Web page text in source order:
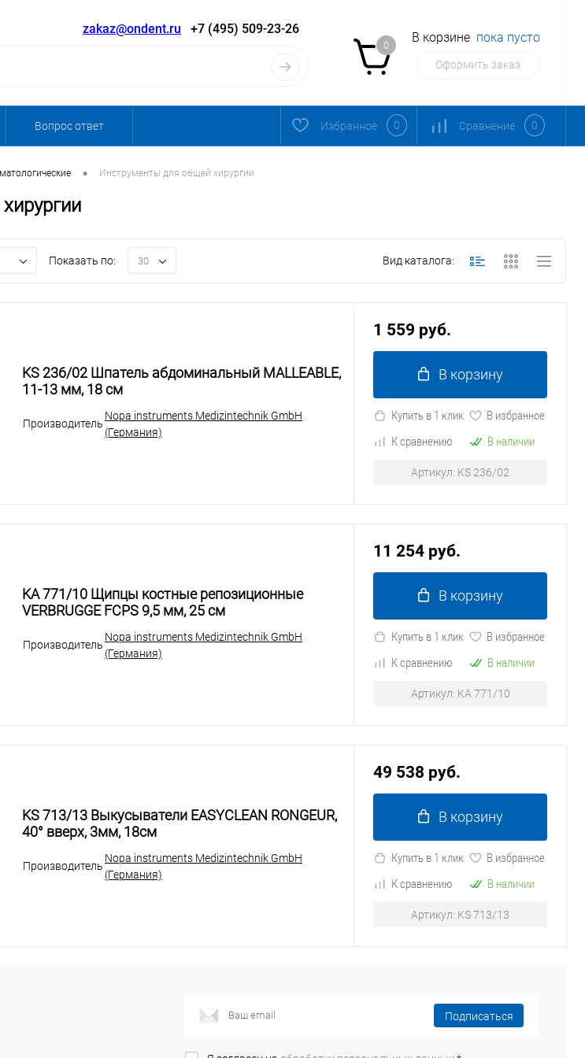
zakaz@ondent.ru +7 (495) 509-23-26
0
В корзине пока пусто
Оформить заказ
Вопрос ответ Избранное 0 Сравнение 0
• Инструменты для общей хирургии
Показать по: 30 Вид каталога:
KS 236/02 Шпатель абдоминальный MALLEABLE,
11-13 мм, 18 см
Производитель
Nopa instruments Medizintechnik GmbH
(Германия)
1 559 руб.
В корзину
Купить в 1 клик
В избранное
К сравнению
В наличии
Артикул: KS 236/02
KA 771/10 Щипцы костные репозиционные
VERBRUGGE FCPS 9,5 мм, 25 см
Производитель
Nopa instruments Medizintechnik GmbH
(Германия)
11 254 руб.
В корзину
Купить в 1 клик
В избранное
К сравнению
В наличии
Артикул: KA 771/10
KS 713/13 Выкусыватели EASYCLEAN RONGEUR,
40° вверх, 3мм, 18см
Производитель
Nopa instruments Medizintechnik GmbH
(Германия)
49 538 руб.
В корзину
Купить в 1 клик
В избранное
К сравнению
В наличии
Артикул: KS 713/13
Подписаться